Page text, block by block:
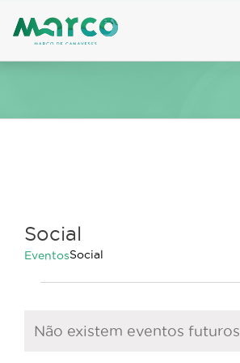
to
Social
EventosSocial
Aviso
Não existem eventos futuros.